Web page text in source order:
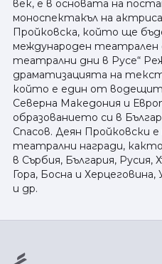
век, е в основата на
моноспектакъл на
Пройковска, който ще
международен театрален
театрални дни в Русе“
драматизацията на
който е един от
Северна Македония и
образованието си в
Спасов. Деян Пройковски
театрални награди,
в Сърбия, България, Русия,
Гора, Босна и
и др.